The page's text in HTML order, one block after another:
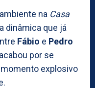
na Casa
dinâmica que já
Fábio e Pedro
acabou por se
explosivo